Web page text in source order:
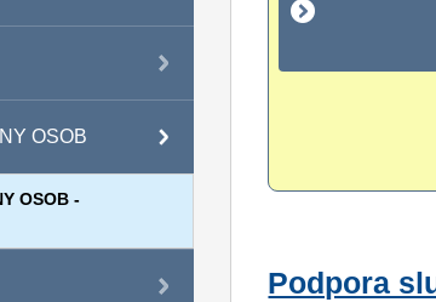
OSOB
OSOB -
Podpora